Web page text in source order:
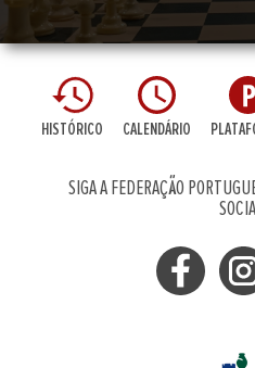
HISTÓRICO CALENDÁRIO
SIGA A FEDERAÇÃO